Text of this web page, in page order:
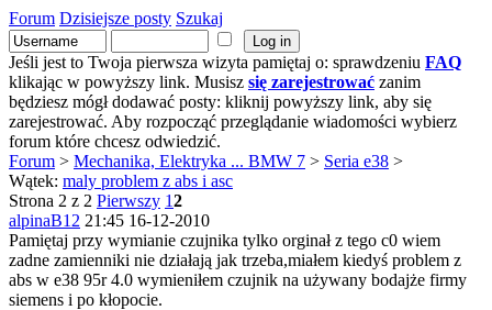
Forum Dzisiejsze posty Szukaj
Jeśli jest to Twoja pierwsza wizyta pamiętaj o: sprawdzeniu FAQ
klikając w powyższy link. Musisz się zarejestrować zanim
będziesz mógł dodawać posty: kliknij powyższy link, aby się
zarejestrować. Aby rozpocząć przeglądanie wiadomości wybierz
forum które chcesz odwiedzić.
Forum > Mechanika, Elektryka ... BMW 7 > Seria e38 >
Wątek: maly problem z abs i asc
Strona 2 z 2 Pierwszy 12
alpinaB12 21:45 16-12-2010
Pamiętaj przy wymianie czujnika tylko orginał z tego c0 wiem
zadne zamienniki nie działają jak trzeba,miałem kiedyś problem z
abs w e38 95r 4.0 wymieniłem czujnik na używany bodajże firmy
siemens i po kłopocie.